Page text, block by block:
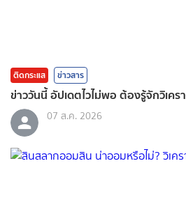
ติดกระแส ข่าวสาร
ข่าววันนี้ อัปเดตไวไม่พอ ต้องรู้จักวิเคร
07 ส.ค. 2026